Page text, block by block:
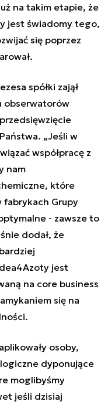
na takim etapie, że
jest świadomy tego,
się poprzez
spółki zajął
obserwatorów
„Jeśli w
współpracę z
nam
które
fabrykach Grupy
- zawsze to
dodał, że
jest
na core business
się na
osoby,
dyponujące
moglibyśmy
jeśli dzisiaj